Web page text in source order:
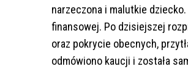
narzeczona i malutkie
finansowej. Po dzisiejszej
oraz pokrycie obecnych,
odmówiono kaucji i została